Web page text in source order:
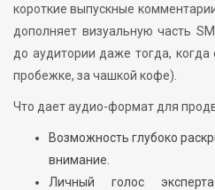
короткие выпускные
дополняет визуальную часть
до аудитории даже тогда,
пробежке, за чашкой кофе).
Что дает аудио-формат для
Возможность глубоко
внимание.
Личный голос